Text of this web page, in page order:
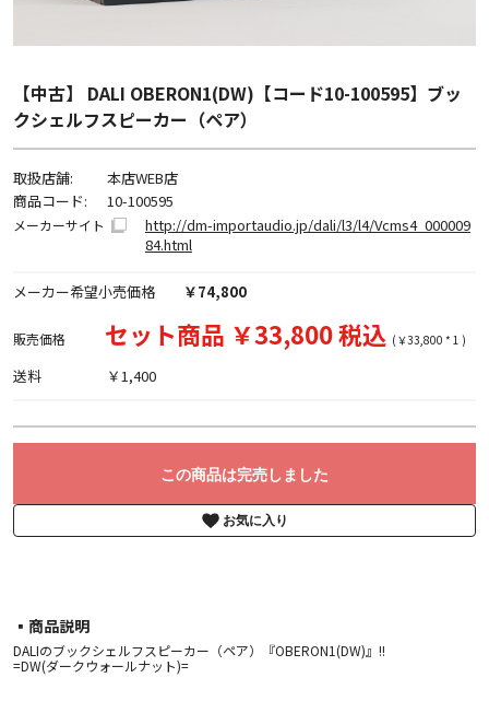
【中古】 DALI OBERON1(DW)【コード10-100595】ブッ
クシェルフスピーカー（ペア）
取扱店舗:
本店WEB店
商品コード:
10-100595
メーカーサイト
http://dm-importaudio.jp/dali/l3/l4/Vcms4_000009
84.html
メーカー希望小売価格 ￥74,800
販売価格 セット商品 ￥33,800 税込 (￥33,800 * 1 )
送料 ￥1,400
この商品は完売しました
お気に入り
▪︎商品説明
DALIのブックシェルフスピーカー（ペア）『OBERON1(DW)』!!
=DW(ダークウォールナット)=